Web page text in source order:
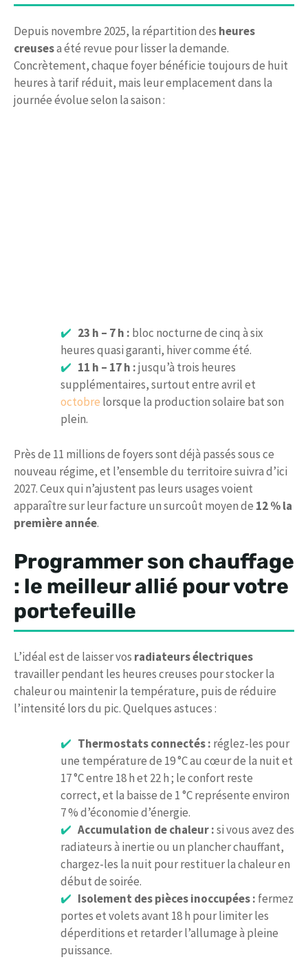
Depuis novembre 2025, la répartition des heures
creusesa été revue pour lisser la demande.
Concrètement, chaque foyer bénéficie toujours de huit
heures à tarif réduit, mais leur emplacement dans la
journée évolue selon la saison :
23 h – 7 h : bloc nocturne de cinq à six
heures quasi garanti, hiver comme été.
11 h – 17 h :jusqu’à trois heures
supplémentaires, surtout entre avril et
octobre lorsque la production solaire bat son
plein.
Près de 11 millions de foyers sont déjà passés sous ce
nouveau régime, et l’ensemble du territoire suivra d’ici
2027. Ceux qui n’ajustent pas leurs usages voient
apparaître sur leur facture un surcoût moyen de 12 % la
première année.
Programmer son chauffage
: le meilleur allié pour votre
portefeuille
L’idéal est de laisser vos radiateurs électriques
travailler pendant les heures creuses pour stocker la
chaleur ou maintenir la température, puis de réduire
l’intensité lors du pic. Quelques astuces :
Thermostats connectés : réglez-les pour
une température de 19 °C au cœur de la nuit et
17 °C entre 18 h et 22 h ; le confort reste
correct, et la baisse de 1 °C représente environ
7 % d’économie d’énergie.
Accumulation de chaleur :si vous avez des
radiateurs à inertie ou un plancher chauffant,
chargez-les la nuit pour restituer la chaleur en
début de soirée.
Isolement des pièces inoccupées : fermez
portes et volets avant 18 h pour limiter les
déperditions et retarder l’allumage à pleine
puissance.